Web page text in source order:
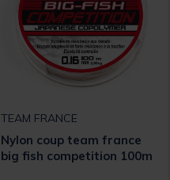
TEAM FRANCE
Nylon coup team france
big fish competition 100m